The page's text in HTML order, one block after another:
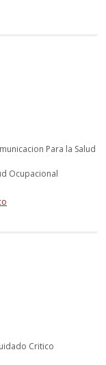
Para la Salud
Ocupacional
Critico